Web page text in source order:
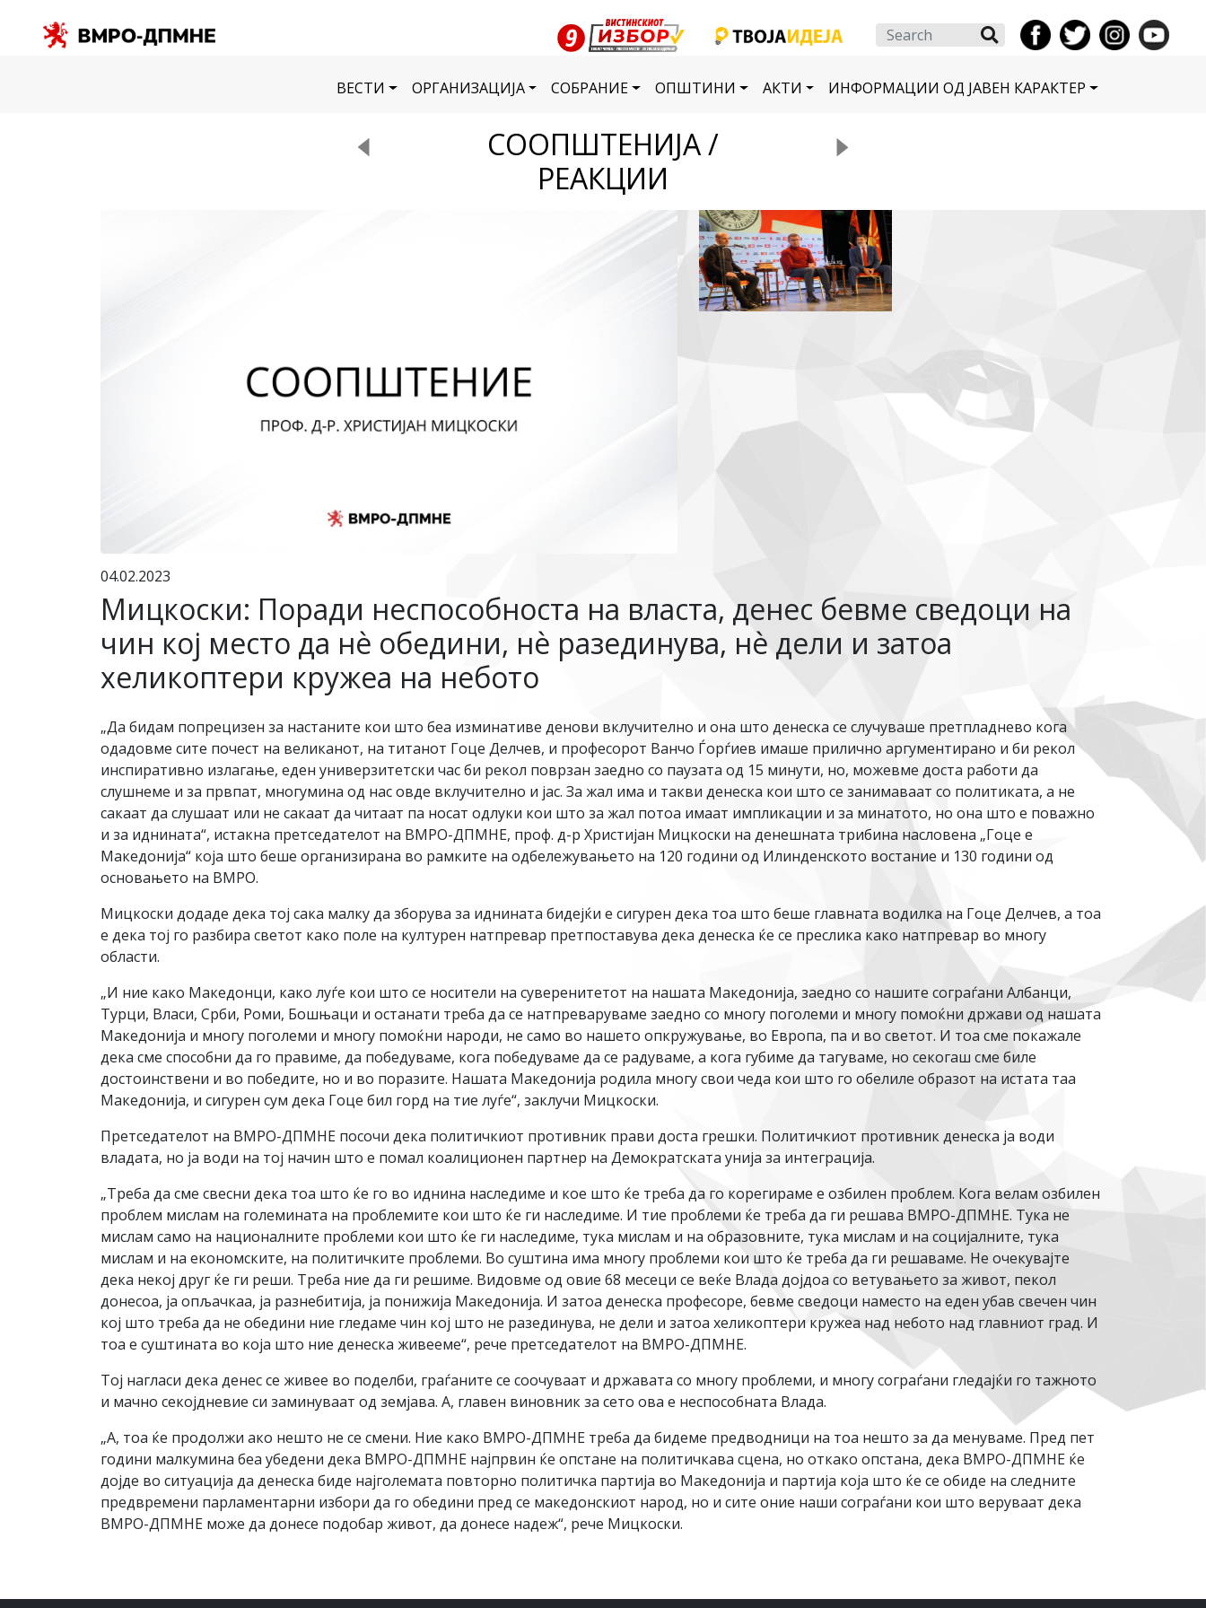
Search
ВЕСТИ ОРГАНИЗАЦИЈА СОБРАНИЕ ОПШТИНИ АКТИ ИНФОРМАЦИИ ОД ЈАВЕН КАРАКТЕР
СООПШТЕНИЈА /
РЕАКЦИИ
04.02.2023
Мицкоски: Поради неспособноста на власта, денес бевме сведоци нa
чин кој место да нѐ обедини, нѐ разединува, нѐ дели и затоа
хеликоптери кружеа на небото
„Да бидам попрецизен за настаните кои што беа изминативе денови вклучително и она што денеска се случуваше претпладнево кога
одадовме сите почест на великанот, на титанот Гоце Делчев, и професорот Ванчо Ѓорѓиев имаше прилично аргументирано и би рекол
инспиративно излагање, еден универзитетски час би рекол поврзан заедно со паузата од 15 минути, но, можевме доста работи да
слушнеме и за првпат, многумина од нас овде вклучително и јас. За жал има и такви денеска кои што се занимаваат со политиката, а не
сакаат да слушаат или не сакаат да читаат па носат одлуки кои што за жал потоа имаат импликации и за минатото, но она што е поважно
и за иднината“, истакна претседателот на ВМРО-ДПМНЕ, проф. д-р Христијан Мицкоски на денешната трибина насловена „Гоце е
Македонија“ која што беше организирана во рамките на одбележувањето на 120 години од Илинденското востание и 130 години од
основањето на ВМРО.
Мицкоски додаде дека тој сака малку да зборува за иднината бидејќи е сигурен дека тоа што беше главната водилка на Гоце Делчев, а тоа
е дека тој го разбира светот како поле на културен натпревар претпоставува дека денеска ќе се преслика како натпревар во многу
области.
„И ние како Македонци, како луѓе кои што се носители на суверенитетот на нашата Македонија, заедно со нашите сограѓани Албанци,
Турци, Власи, Срби, Роми, Бошњаци и останати треба да се натпреваруваме заедно со многу поголеми и многу помоќни држави од нашата
Македонија и многу поголеми и многу помоќни народи, не само во нашето опкружување, во Европа, па и во светот. И тоа сме покажале
дека сме способни да го правиме, да победуваме, кога победуваме да се радуваме, а кога губиме да тагуваме, но секогаш сме биле
достоинствени и во победите, но и во поразите. Нашата Македонија родила многу свои чеда кои што го обелиле образот на истата таа
Македонија, и сигурен сум дека Гоце бил горд на тие луѓе“, заклучи Мицкоски.
Претседателот на ВМРО-ДПМНЕ посочи дека политичкиот противник прави доста грешки. Политичкиот противник денеска ја води
владата, но ја води на тој начин што е помал коалиционен партнер на Демократската унија за интеграција.
„Треба да сме свесни дека тоа што ќе го во иднина наследиме и кое што ќе треба да го корегираме е озбилен проблем. Кога велам озбилен
проблем мислам на големината на проблемите кои што ќе ги наследиме. И тие проблеми ќе треба да ги решава ВМРО-ДПМНЕ. Тука не
мислам само на националните проблеми кои што ќе ги наследиме, тука мислам и на образовните, тука мислам и на социјалните, тука
мислам и на економските, на политичките проблеми. Во суштина има многу проблеми кои што ќе треба да ги решаваме. Не очекувајте
дека некој друг ќе ги реши. Треба ние да ги решиме. Видовме од овие 68 месеци се веќе Влада дојдоа со ветувањето за живот, пекол
донесоа, ја опљачкаа, ја разнебитија, ја понижија Македонија. И затоа денеска професоре, бевме сведоци наместо на еден убав свечен чин
кој што треба да не обедини ние гледаме чин кој што не разединува, не дели и затоа хеликоптери кружеа над небото над главниот град. И
тоа е суштината во која што ние денеска живееме“, рече претседателот на ВМРО-ДПМНЕ.
Тој нагласи дека денес се живее во поделби, граѓаните се соочуваат и државата со многу проблеми, и многу сограѓани гледајќи го тажното
и мачно секојдневие си заминуваат од земјава. А, главен виновник за сето ова е неспособната Влада.
„А, тоа ќе продолжи ако нешто не се смени. Ние како ВМРО-ДПМНЕ треба да бидеме предводници на тоа нешто за да менуваме. Пред пет
години малкумина беа убедени дека ВМРО-ДПМНЕ најпрвин ќе опстане на политичкава сцена, но откако опстана, дека ВМРО-ДПМНЕ ќе
дојде во ситуација да денеска биде најголемата повторно политичка партија во Македонија и партија која што ќе се обиде на следните
предвремени парламентарни избори да го обедини пред се македонскиот народ, но и сите оние наши сограѓани кои што веруваат дека
ВМРО-ДПМНЕ може да донесе подобар живот, да донесе надеж“, рече Мицкоски.